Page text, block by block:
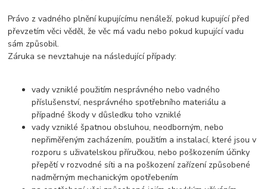
Právo z vadného plnění kupujícímu nenáleží, pokud kupující před
převzetím věci věděl, že věc má vadu nebo pokud kupující vadu
sám způsobil.
Záruka se nevztahuje na následující případy:
vady vzniklé použitím nesprávného nebo vadného
příslušenství, nesprávného spotřebního materiálu a
případné škody v důsledku toho vzniklé
vady vzniklé špatnou obsluhou, neodborným, nebo
nepřiměřeným zacházením, použitím a instalací, které jsou v
rozporu s uživatelskou příručkou, nebo poškozením účinky
přepětí v rozvodné síti a na poškození zařízení způsobené
nadměrným mechanickým opotřebením